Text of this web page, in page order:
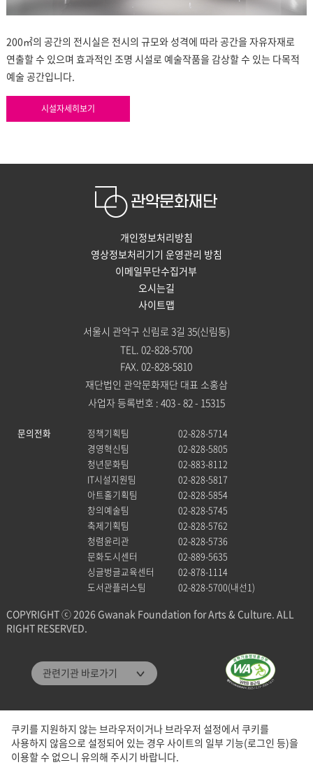
200㎡의 공간의 전시실은 전시의 규모와 성격에 따라 공간을 자유자재로
연출할 수 있으며 효과적인 조명 시설로 예술작품을 감상할 수 있는 다목적
예술 공간입니다.
시설자세히보기
관련기관 바로가기
관악문화재단
관악구통합도서관
미디어센터관악
관악청년청
패밀리 사이트
개인정보처리방침
영상정보처리기기 운영관리 방침
이메일무단수집거부
오시는길
사이트맵
서울시 관악구 신림로 3길 35(신림동)
TEL. 02-828-5700
FAX. 02-828-5810
재단법인 관악문화재단 대표 소홍삼
사업자 등록번호 : 403 - 82 - 15315
문의전화 정책기획팀
02-828-5714
경영혁신팀
02-828-5805
청년문화팀
02-883-8112
IT시설지원팀
02-828-5817
아트홀기획팀
02-828-5854
창의예술팀
02-828-5745
축제기획팀
02-828-5762
청렴윤리관
02-828-5736
문화도시센터
02-889-5635
싱글벙글교육센터
02-878-1114
도서관플러스팀
02-828-5700(내선1)
COPYRIGHT ⓒ 2026 Gwanak Foundation for Arts & Culture. ALL
RIGHT RESERVED.
쿠키를 지원하지 않는 브라우저이거나 브라우저 설정에서 쿠키를
사용하지 않음으로 설정되어 있는 경우 사이트의 일부 기능(로그인 등)을
이용할 수 없으니 유의해 주시기 바랍니다.